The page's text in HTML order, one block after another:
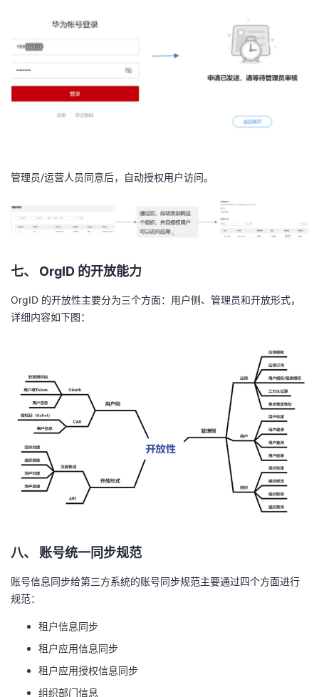
管理员/运营人员同意后，自动授权用户访问。
七、 OrgID 的开放能力
OrgID 的开放性主要分为三个方面：用户侧、管理员和开放形式，
详细内容如下图：
八、 账号统一同步规范
账号信息同步给第三方系统的账号同步规范主要通过四个方面进行
规范：
租户信息同步
租户应用信息同步
租户应用授权信息同步
组织部门信息